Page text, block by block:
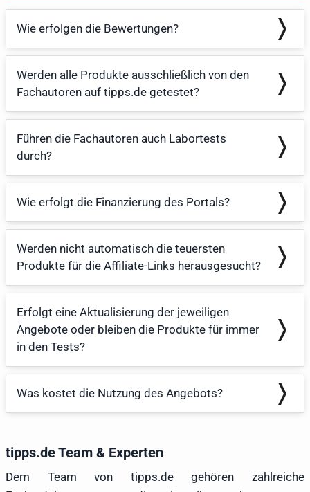
Wie erfolgen die Bewertungen?
Werden alle Produkte ausschließlich von den
Fachautoren auf tipps.de getestet?
Führen die Fachautoren auch Labortests
durch?
Wie erfolgt die Finanzierung des Portals?
Werden nicht automatisch die teuersten
Produkte für die Affiliate-Links herausgesucht?
Erfolgt eine Aktualisierung der jeweiligen
Angebote oder bleiben die Produkte für immer
in den Tests?
Was kostet die Nutzung des Angebots?
tipps.de Team & Experten
Dem Team von tipps.de gehören zahlreiche